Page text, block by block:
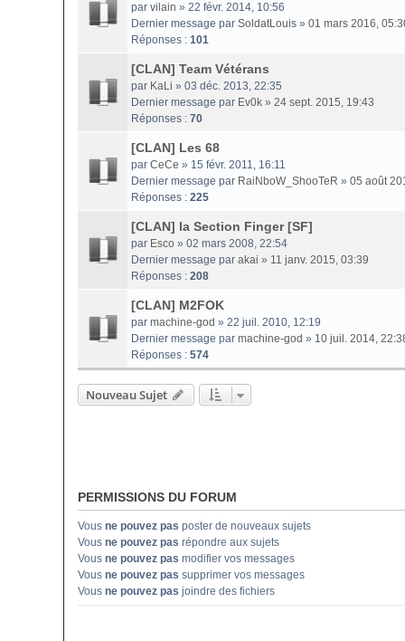
par vilain » 22 févr. 2014, 10:56
Dernier message par SoldatLouis » 01 mars 2016,
Réponses : 101
[CLAN] Team Vétérans
par KaLi » 03 déc. 2013, 22:35
Dernier message par Ev0k » 24 sept. 2015, 19:43
Réponses : 70
[CLAN] Les 68
par CeCe » 15 févr. 2011, 16:11
Dernier message par RaiNboW_ShooTeR » 05 août
Réponses : 225
[CLAN] la Section Finger [SF]
par Esco » 02 mars 2008, 22:54
Dernier message par akai » 11 janv. 2015, 03:39
Réponses : 208
[CLAN] M2FOK
par machine-god » 22 juil. 2010, 12:19
Dernier message par machine-god » 10 juil. 2014,
Réponses : 574
Nouveau Sujet
PERMISSIONS DU FORUM
Vous ne pouvez pas poster de nouveaux sujets
Vous ne pouvez pas répondre aux sujets
Vous ne pouvez pas modifier vos messages
Vous ne pouvez pas supprimer vos messages
Vous ne pouvez pas joindre des fichiers